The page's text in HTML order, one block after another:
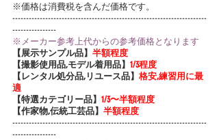
※価格は消費税を含んだ価格です。
-----------------------------------------------------------------------
----------------
※メーカー参考上代からの参考価格となります
【展示サンプル品】 半額程度
【撮影使用品,モデル着用品】 1/3程度
【レンタル処分品,リユース品】 格安,練習用に最
適
【特選カテゴリー品】 1/3〜半額程度
【作家物,伝統工芸品】 半額程度
-----------------------------------------------------------------------
----------------